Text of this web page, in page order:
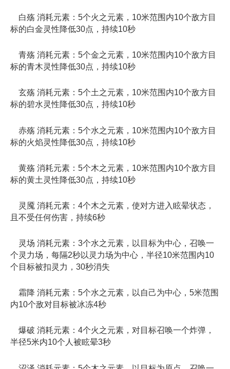
白殇 消耗元素：5个火之元素，10米范围内10个敌方目
标的白金灵性降低30点，持续10秒
青殇 消耗元素：5个金之元素，10米范围内10个敌方目
标的青木灵性降低30点，持续10秒
玄殇 消耗元素：5个土之元素，10米范围内10个敌方目
标的碧水灵性降低30点，持续10秒
赤殇 消耗元素：5个水之元素，10米范围内10个敌方目
标的火焰灵性降低30点，持续10秒
黄殇 消耗元素：5个木之元素，10米范围内10个敌方目
标的黄土灵性降低30点，持续10秒
灵魇 消耗元素：4个木之元素，使对方进入眩晕状态，
且不受任何伤害，持续6秒
灵场 消耗元素：3个水之元素，以目标为中心，召唤一
个灵力场，每隔2秒以灵力场为中心，半径10米范围内10
个目标被扣灵力，30秒消失
霜降 消耗元素：5个水之元素，以自己为中心，5米范围
内10个敌对目标被冰冻4秒
爆破 消耗元素：4个火之元素，对目标召唤一个炸弹，
半径5米内10个人被眩晕3秒